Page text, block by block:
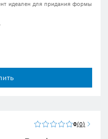
идеален для придания формы
для удобства и простоты
минут
0 0